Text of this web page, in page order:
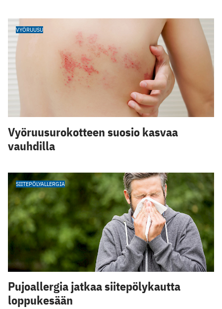
VYÖRUUSU
Vyöruusurokotteen suosio kasvaa
vauhdilla
SIITEPÖLYALLERGIA
Pujoallergia jatkaa siitepölykautta
loppukesään